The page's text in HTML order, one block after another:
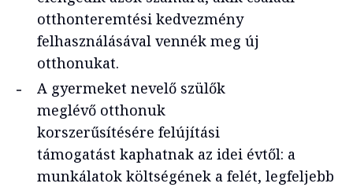
otthonteremtési kedvezmény
felhasználásával vennék meg új
otthonukat.
A gyermeket nevelő szülők
meglévő otthonuk
korszerűsítésére felújítási
támogatást kaphatnak az idei évtől: a
munkálatok költségének a felét, legfeljebb